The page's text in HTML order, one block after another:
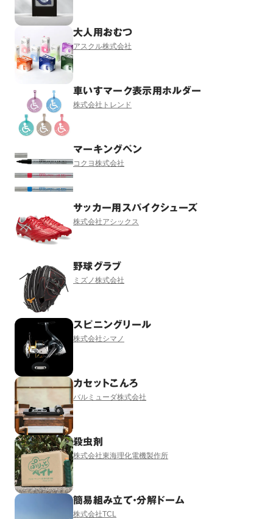
大人用おむつ
アスクル株式会社
車いすマーク表示用ホルダー
株式会社トレンド
マーキングペン
コクヨ株式会社
サッカー用スパイクシューズ
株式会社アシックス
野球グラブ
ミズノ株式会社
スピニングリール
株式会社シマノ
カセットこんろ
バルミューダ株式会社
殺虫剤
株式会社東海理化電機製作所
簡易組み立て・分解ドーム
株式会社TCL